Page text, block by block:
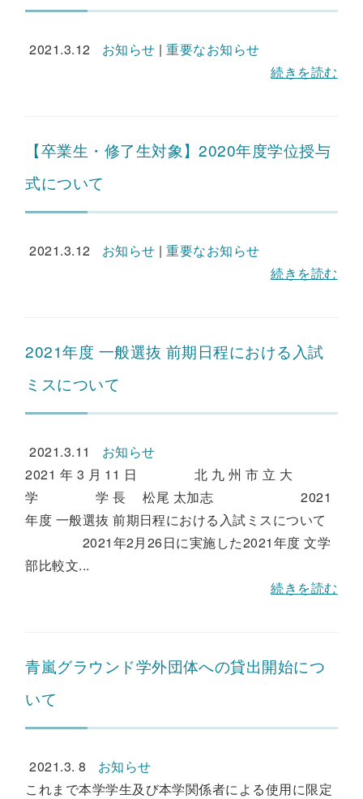
2021.3.12 お知らせ |重要なお知らせ
続きを読む
【卒業生・修了生対象】2020年度学位授与
式について
2021.3.12 お知らせ |重要なお知らせ
続きを読む
2021年度 一般選抜 前期日程における入試
ミスについて
2021.3.11
お知らせ
2021 年 3 月 11 日 北 九 州 市 立 大
学 学 長 松尾 太加志 2021
年度 一般選抜 前期日程における入試ミスについて
2021年2月26日に実施した2021年度 文学
部比較文...
続きを読む
青嵐グラウンド学外団体への貸出開始につ
いて
2021.3. 8
お知らせ
これまで本学学生及び本学関係者による使用に限定